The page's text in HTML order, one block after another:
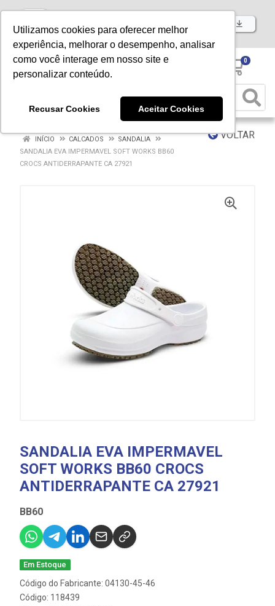
Utilizamos cookies para oferecer melhor
experiência, melhorar o desempenho, analisar
como você interage em nosso site e
personalizar conteúdo.
Recusar Cookies Aceitar Cookies
Baixe já nosso APP
0
VOLTAR
INÍCIO CALCADOS
SANDALIA
SANDALIA EVA IMPERMAVEL SOFT WORKS BB60
CROCS ANTIDERRAPANTE CA 27921
SANDALIA EVA IMPERMAVEL
SOFT WORKS BB60 CROCS
ANTIDERRAPANTE CA 27921
BB60
Em Estoque
Código do Fabricante: 04130-45-46
Código: 118439